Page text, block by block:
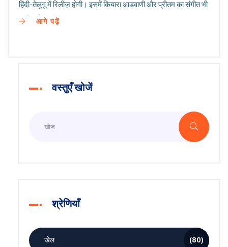
हिंदी-तेलुगू में रिलीज़ होगी। इसमें कियारा आडवाणी और प्रीतम का संगीत भी
शामिल है।आगे पढ़ें
वस्तुएँ खोजें
श्रेणियाँ
खेल (80)